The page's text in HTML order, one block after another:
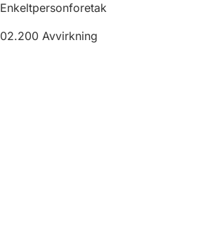
Enkeltpersonforetak
02.200 Avvirkning